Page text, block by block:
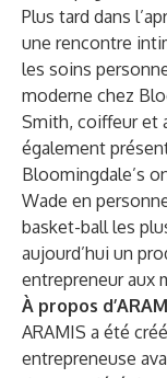
Plus tard dans
une rencontre
les soins
moderne chez
Smith, coiffeur et
également
Bloomingdale’s
Wade en
basket-ball les
aujourd’hui un
entrepreneur aux
À propos
ARAMIS a été
entrepreneuse